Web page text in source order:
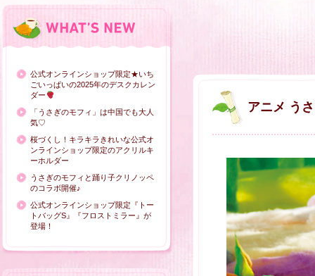
公式オンラインショップ限定★いち
ごいっぱいの2025年のデスクカレン
ダー
「うさぎのモフィ」は中国でも大人
気♡
桜づくし！キラキラきれいな公式オ
ンラインショップ限定のアクリルキ
ーホルダー
うさぎのモフィと踊り子クリノッペ
のコラボ開催♪
公式オンラインショップ限定『トー
トバッグS』『フロストミラー』が
登場！
アニメ う